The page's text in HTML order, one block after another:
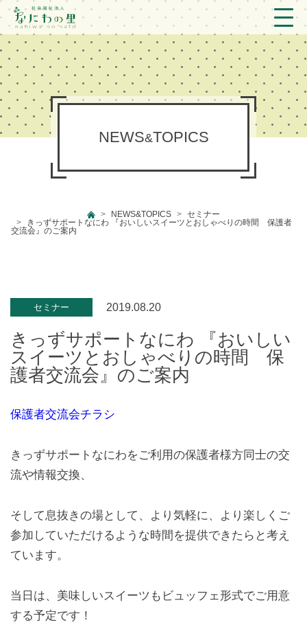
トップ
法人概要/アクセス
こども/相談支援
新着情報
NEWS&TOPICS
NEWS&TOPICS
セミナー
きっずサポートなにわ 『おいしいスイーツとおしゃべりの時間 保護者
交流会』のご案内
セミナー 2019.08.20
きっずサポートなにわ 『おいしい
スイーツとおしゃべりの時間 保
護者交流会』のご案内
保護者交流会チラシ
きっずサポートなにわをご利用の保護者様方同士の交
流や情報交換、
そして息抜きの場として、より気軽に、より楽しくご
参加していただけるような時間を提供できたらと考え
ています。
当日は、美味しいスイーツもビュッフェ形式でご用意
する予定です！